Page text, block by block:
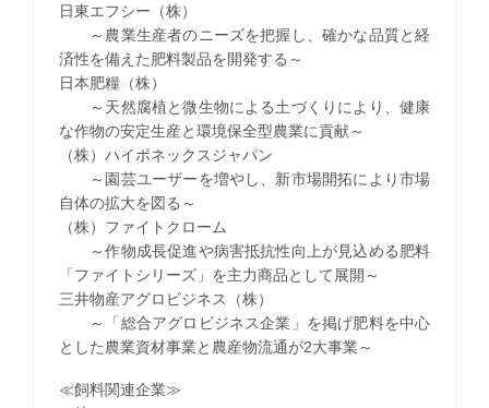
日東エフシー（株）
～農業生産者のニーズを把握し、確かな品質と経
済性を備えた肥料製品を開発する～
日本肥糧（株）
～天然腐植と微生物による土づくりにより、健康
な作物の安定生産と環境保全型農業に貢献～
（株）ハイポネックスジャパン
～園芸ユーザーを増やし、新市場開拓により市場
自体の拡大を図る～
（株）ファイトクローム
～作物成長促進や病害抵抗性向上が見込める肥料
「ファイトシリーズ」を主力商品として展開～
三井物産アグロビジネス（株）
～「総合アグロビジネス企業」を掲げ肥料を中心
とした農業資材事業と農産物流通が2大事業～
≪飼料関連企業≫